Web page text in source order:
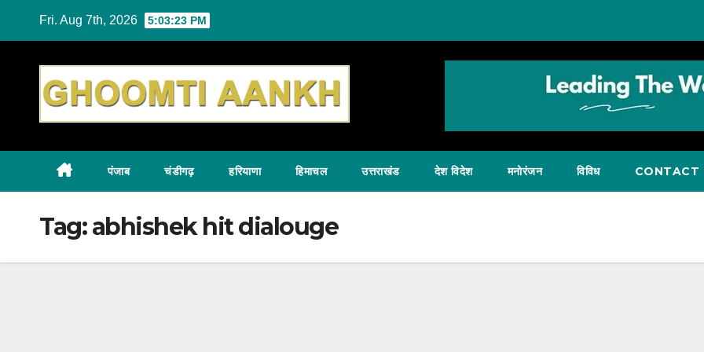
Fri. Aug 7th, 2026 5:03:24 PM
पंजाब चंडीगढ़ हरियाणा हिमाचल उत्तराखंड देश विदेश मनोरंजन विविध CONTACT
Tag:abhishek hit dialouge